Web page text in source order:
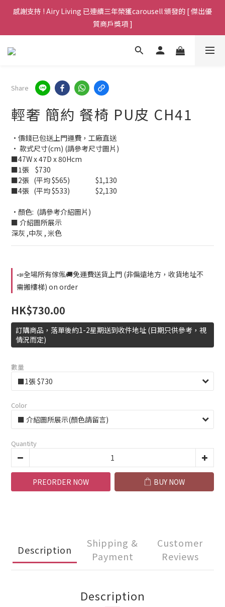
Welcome，全場傢俱免運費包送貨至港九新界，歡迎查詢 (包送上
門於非偏遠地區，不用搬樓梯)
感謝支持 ! Airy Living 已連續三年榮獲carousell 頒發的 [ 傑出優
質商戶獎項 ]
Welcome，全場傢俱免運費包送貨至港九新界，歡迎查詢 (包送上
Share
輕奢 簡約 餐椅 PU皮 CH41
•價錢已包送上門運費，工廠直送
• 款式尺寸(cm) (請參考尺寸圖片)
■47W x 47D x 80Hcm
■1張	$730
■2張   (平均 $565)         	$1,130
■4張   (平均 $533)         	$2,130
•顏色:  (請參考介紹圖片)
■ 介紹圖所展示
深灰 ,中灰 , 米色
📣全場所有傢俬🚚免運費送貨上門 (非偏遠地方，收貨地址不
需搬樓梯) on order
HK$730.00
訂購商品，落單後約1-2星期送到收件地址 (日期只供參考，視
情況而定)
數量
Color
Quantity
PREORDER NOW BUY NOW
Description
Shipping &
Payment
Customer
Reviews
Description